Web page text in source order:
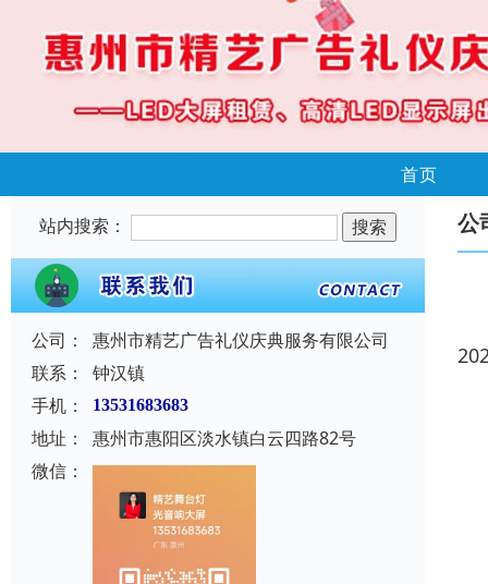
首页
站内搜索：
公司：
惠州市精艺广告礼仪庆典服务有限公司
联系：
钟汉镇
手机：
13531683683
地址：
惠州市惠阳区淡水镇白云四路82号
微信：
公